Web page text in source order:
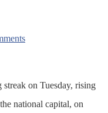
on Tuesday, rising
national capital, on